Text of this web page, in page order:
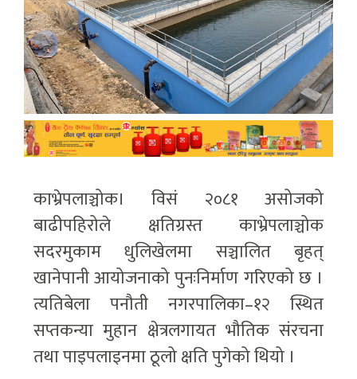
काभ्रेपलाञ्चोक। विसं २०८१ असोजको
बाढीपहिरोले क्षतिग्रस्त काभ्रेपलाञ्चोक
सदरमुकाम धुलिखेलमा सञ्चालित बृहत्
खानेपानी आयोजनाको पुनःनिर्माण गरिएको छ ।
त्यतिबेला पनौती नगरपालिका–१२ स्थित
सप्तकन्या मुहान क्षेत्रलगायत भौतिक संरचना
तथा पाइपलाइनमा ठूलो क्षति पुगेको थियो ।